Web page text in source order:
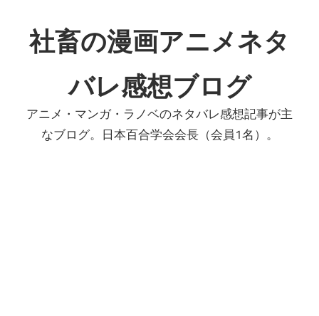
ン
テ
へ
社畜の漫画アニメネタ
バレ感想ブログ
アニメ・マンガ・ラノベのネタバレ感想記事が主
なブログ。日本百合学会会長（会員1名）。